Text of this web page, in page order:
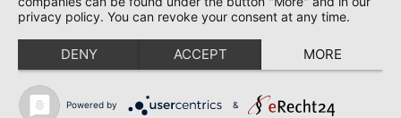
privacy policy. You can revoke your consent at any time.
DENY ACCEPT MORE
Powered by &